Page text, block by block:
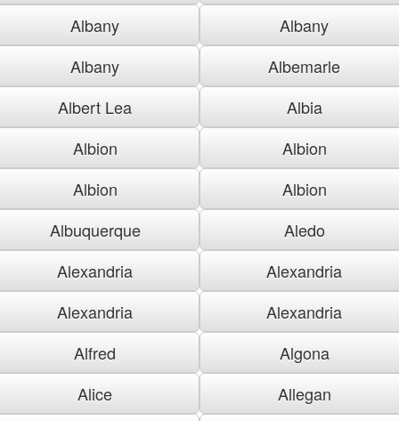
Albany
Albany
Albany
Albemarle
Albert Lea
Albia
Albion
Albion
Albion
Albion
Albuquerque
Aledo
Alexandria
Alexandria
Alexandria
Alexandria
Alfred
Algona
Alice
Allegan